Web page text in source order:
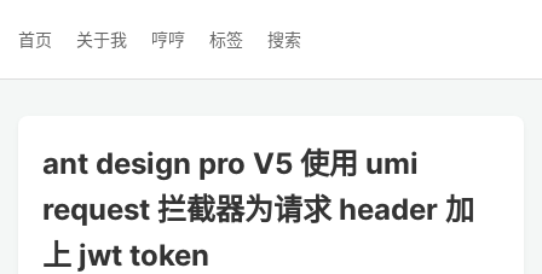
首页 关于我 哼哼 标签 搜索
ant design pro V5 使用 umi
request 拦截器为请求 header 加
上 jwt token